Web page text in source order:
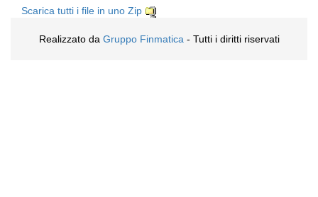
Scarica tutti i file in uno Zip
Realizzato da Gruppo Finmatica- Tutti i diritti riservati